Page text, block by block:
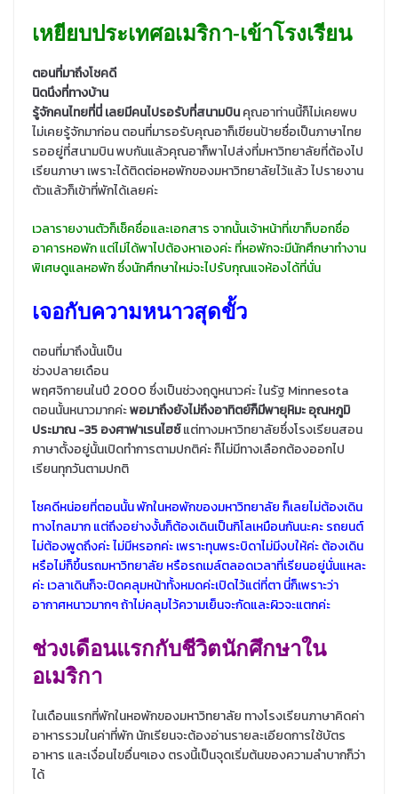
เหยียบประเทศอเมริกา-เข้าโรงเรียน
ตอนที่มาถึงโชคดี
นิดนึงที่ทางบ้าน
รู้จักคนไทยที่นี่ เลยมีคนไปรอรับที่สนามบินคุณอาท่านนี้ก็ไม่เคยพบ
ไม่เคยรู้จักมาก่อน ตอนที่มารอรับคุณอาก็เขียนป้ายชื่อเป็นภาษาไทย
รออยู่ที่สนามบิน พบกันแล้วคุณอาก็พาไปส่งที่มหาวิทยาลัยที่ต้องไป
เรียนภาษา เพราะได้ติดต่อหอพักของมหาวิทยาลัยไว้แล้ว ไปรายงาน
ตัวแล้วก็เข้าที่พักได้เลยค่ะ
เวลารายงานตัวก็เช็คชื่อและเอกสาร จากนั้นเจ้าหน้าที่เขาก็บอกชื่อ
อาคารหอพัก แต่ไม่ได้พาไปต้องหาเองค่ะ ที่หอพักจะมีนักศึกษาทำงาน
พิเศษดูแลหอพัก ซึ่งนักศึกษาใหม่จะไปรับกุณแจห้องได้ที่นั่น
เจอกับความหนาวสุดขั้ว
ตอนที่มาถึงนั้นเป็น
ช่วงปลายเดือน
พฤศจิกายนในปี 2000 ซึ่งเป็นช่วงฤดูหนาวค่ะ ในรัฐ Minnesota
ตอนนั้นหนาวมากค่ะพอมาถึงยังไม่ถึงอาทิตย์ก็มีพายุหิมะ อุณหภูมิ
ประมาณ -35 องศาฟาเรนไฮซ์แต่ทางมหาวิทยาลัยซึ่งโรงเรียนสอน
ภาษาตั้งอยู่นั้นเปิดทำการตามปกติค่ะ ก็ไม่มีทางเลือกต้องออกไป
เรียนทุกวันตามปกติ
โชคดีหน่อยที่ตอนนั้น พักในหอพักของมหาวิทยาลัย ก็เลยไม่ต้องเดิน
ทางไกลมาก แต่ถึงอย่างงั้นก็ต้องเดินเป็นกิโลเหมือนกันนะคะ รถยนต์
ไม่ต้องพูดถึงค่ะ ไม่มีหรอกค่ะ เพราะทุนพระบิดาไม่มีงบให้ค่ะ ต้องเดิน
หรือไม่ก็ขึ้นรถมหาวิทยาลัย หรือรถเมล์ตลอดเวลาที่เรียนอยู่นั่นแหละ
ค่ะ เวลาเดินก็จะปิดคลุมหน้าทั้งหมดค่ะเปิดไว้แต่ที่ตา นี่ก็เพราะว่า
อากาศหนาวมากๆ ถ้าไม่คลุมไว้ความเย็นจะกัดและผิวจะแตกค่ะ
ช่วงเดือนแรกกับชีวิตนักศึกษาใน
อเมริกา
ในเดือนแรกที่พักในหอพักของมหาวิทยาลัย ทางโรงเรียนภาษาคิดค่า
อาหารรวมในค่าที่พัก นักเรียนจะต้องอ่านรายละเอียดการใช้บัตร
อาหาร และเงื่อนไขอื่นๆเอง ตรงนี้เป็นจุดเริ่มต้นของความลำบากก็ว่า
ได้